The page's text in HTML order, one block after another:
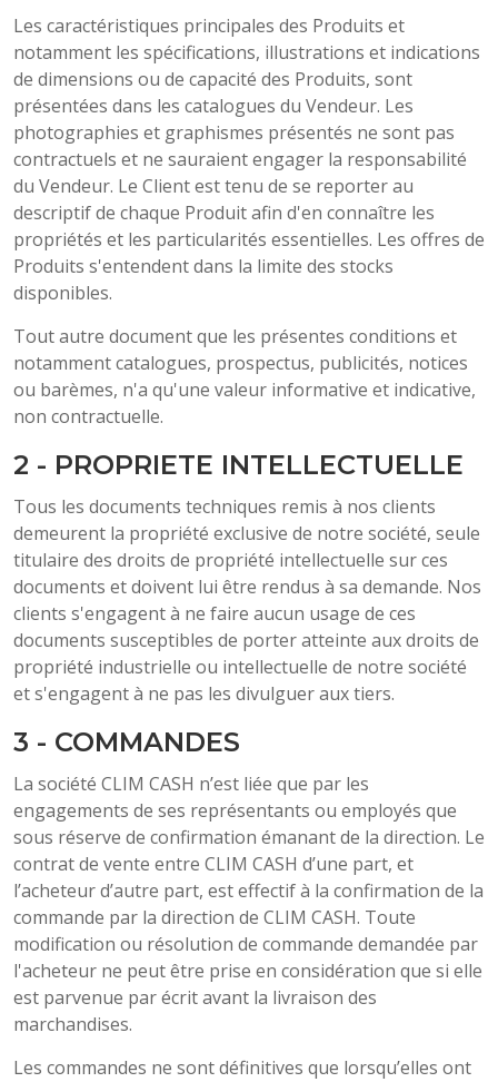
Les caractéristiques principales des Produits et
notamment les spécifications, illustrations et indications
de dimensions ou de capacité des Produits, sont
présentées dans les catalogues du Vendeur. Les
photographies et graphismes présentés ne sont pas
contractuels et ne sauraient engager la responsabilité
du Vendeur. Le Client est tenu de se reporter au
descriptif de chaque Produit afin d'en connaître les
propriétés et les particularités essentielles. Les offres de
Produits s'entendent dans la limite des stocks
disponibles.
Tout autre document que les présentes conditions et
notamment catalogues, prospectus, publicités, notices
ou barèmes, n'a qu'une valeur informative et indicative,
non contractuelle.
2 - PROPRIETE INTELLECTUELLE
Tous les documents techniques remis à nos clients
demeurent la propriété exclusive de notre société, seule
titulaire des droits de propriété intellectuelle sur ces
documents et doivent lui être rendus à sa demande. Nos
clients s'engagent à ne faire aucun usage de ces
documents susceptibles de porter atteinte aux droits de
propriété industrielle ou intellectuelle de notre société
et s'engagent à ne pas les divulguer aux tiers.
3 - COMMANDES
La société CLIM CASH n’est liée que par les
engagements de ses représentants ou employés que
sous réserve de confirmation émanant de la direction. Le
contrat de vente entre CLIM CASH d’une part, et
l’acheteur d’autre part, est effectif à la confirmation de la
commande par la direction de CLIM CASH. Toute
modification ou résolution de commande demandée par
l'acheteur ne peut être prise en considération que si elle
est parvenue par écrit avant la livraison des
marchandises.
Les commandes ne sont définitives que lorsqu’elles ont